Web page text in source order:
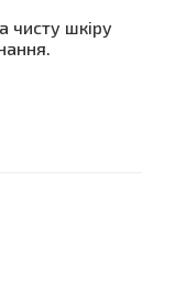
чисту шкіру